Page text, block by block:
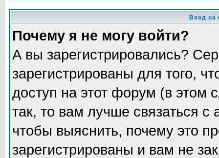
Вход на
Почему я не могу войти?
А вы зарегистрировались?
зарегистрированы для того,
доступ на этот форум (в этом
так, то вам лучше связаться
чтобы выяснить, почему это
зарегистрированы и вам не